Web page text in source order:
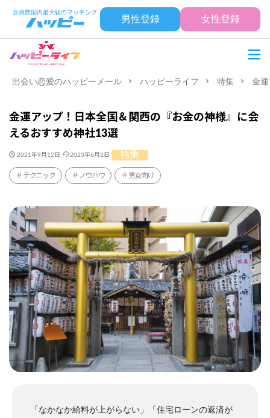
男性登録 女性登録
出会い恋愛のハッピーメール ハッピーライフ 特集 金
金運アップ！日本全国＆関西の『お金の神様』に会
えるおすすめ神社13選
2021年9月12日 2023年6月2日 特集
テクニック ノウハウ 男女向け
「なかなか給料が上がらない」「住宅ローンの返済が